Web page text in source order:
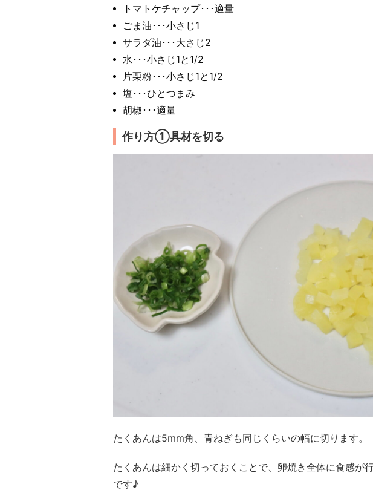
トマトケチャップ･･･適量
ごま油･･･小さじ1
サラダ油･･･大さじ2
水･･･小さじ1と1/2
片栗粉･･･小さじ1と1/2
塩･･･ひとつまみ
胡椒･･･適量
作り方①具材を切る
たくあんは5mm角、青ねぎも同じくらいの幅に切ります。
たくあんは細かく切っておくことで、卵焼き全体に食感が
です♪